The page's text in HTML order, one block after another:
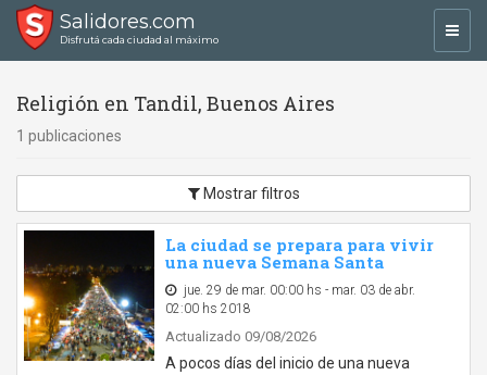
Salidores.com
Disfrutá cada ciudad al máximo
Religión en Tandil, Buenos Aires
1 publicaciones
Mostrar filtros
La ciudad se prepara para vivir
una nueva Semana Santa
jue. 29 de mar. 00:00 hs - mar. 03 de abr.
02:00 hs 2018
Actualizado 09/08/2026
A pocos días del inicio de una nueva